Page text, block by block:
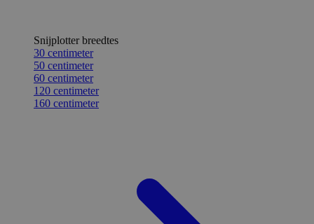
Snijplotter breedtes
30 centimeter
50 centimeter
60 centimeter
120 centimeter
160 centimeter